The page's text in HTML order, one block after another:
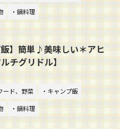
・鍋料理
飯】簡単♪美味しい＊アヒ
チグリドル】
ード、野菜
・キャンプ飯
・鍋料理